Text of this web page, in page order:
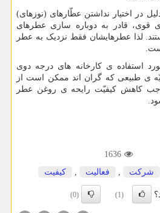
در اختیار نداشتن عطّارهای (نوزهای)
قوی، قادر به دوباره سازی عطرهای
لذا عطرهایشان فقط نزدیک به عطر
استفاده ی کارخانه های درجه دوی
ی طبیعی که گران اند ممکن است از
کاهش کیفیّت رایحه ی روغن عطر
1636
شركت , فعالیت , كیفیت
(1)
(0)